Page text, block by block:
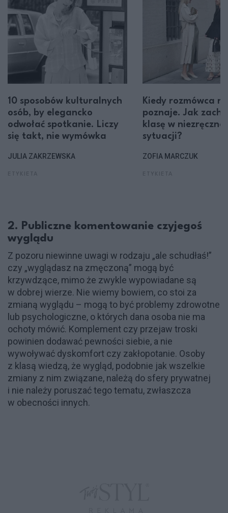
10 sposobów kulturalnych
osób, by elegancko
odwołać spotkanie. Liczy
się takt, nie wymówka
JULIA ZAKRZEWSKA
Kiedy rozmówca
poznaje. Jak
klasę w niezręcznej
sytuacji?
ZOFIA MARCZUK
2. Publiczne komentowanie czyjegoś
wyglądu
Z pozoru niewinne uwagi w rodzaju „ale schudłaś!”
czy „wyglądasz na zmęczoną” mogą być
krzywdzące, mimo że zwykle wypowiadane są
w dobrej wierze. Nie wiemy bowiem, co stoi za
zmianą wyglądu – mogą to być problemy zdrowotne
lub psychologiczne, o których dana osoba nie ma
ochoty mówić. Komplement czy przejaw troski
powinien dodawać pewności siebie, a nie
wywoływać dyskomfort czy zakłopotanie. Osoby
z klasą wiedzą, że wygląd, podobnie jak wszelkie
zmiany z nim związane, należą do sfery prywatnej
i nie należy poruszać tego tematu, zwłaszcza
w obecności innych.